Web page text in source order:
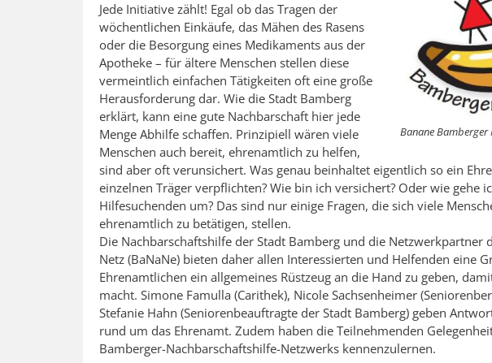
Banane
Jede Initiative zählt! Egal ob das Tragen der
wöchentlichen Einkäufe, das Mähen des Rasens
oder die Besorgung eines Medikaments aus der
Apotheke – für ältere Menschen stellen diese
vermeintlich einfachen Tätigkeiten oft eine große
Herausforderung dar. Wie die Stadt Bamberg
erklärt, kann eine gute Nachbarschaft hier jede
Menge Abhilfe schaffen. Prinzipiell wären viele
Menschen auch bereit, ehrenamtlich zu helfen,
sind aber oft verunsichert. Was genau beinhaltet eigentlich so ein
einzelnen Träger verpflichten? Wie bin ich versichert? Oder wie gehe
Hilfesuchenden um? Das sind nur einige Fragen, die sich viele
ehrenamtlich zu betätigen, stellen.
Die Nachbarschaftshilfe der Stadt Bamberg und die Netzwerkpartner
Netz (BaNaNe) bieten daher allen Interessierten und Helfenden eine
Ehrenamtlichen ein allgemeines Rüstzeug an die Hand zu geben,
macht. Simone Famulla (Carithek), Nicole Sachsenheimer
Stefanie Hahn (Seniorenbeauftragte der Stadt Bamberg) geben
rund um das Ehrenamt. Zudem haben die Teilnehmenden
Bamberger-Nachbarschaftshilfe-Netzwerks kennenzulernen.